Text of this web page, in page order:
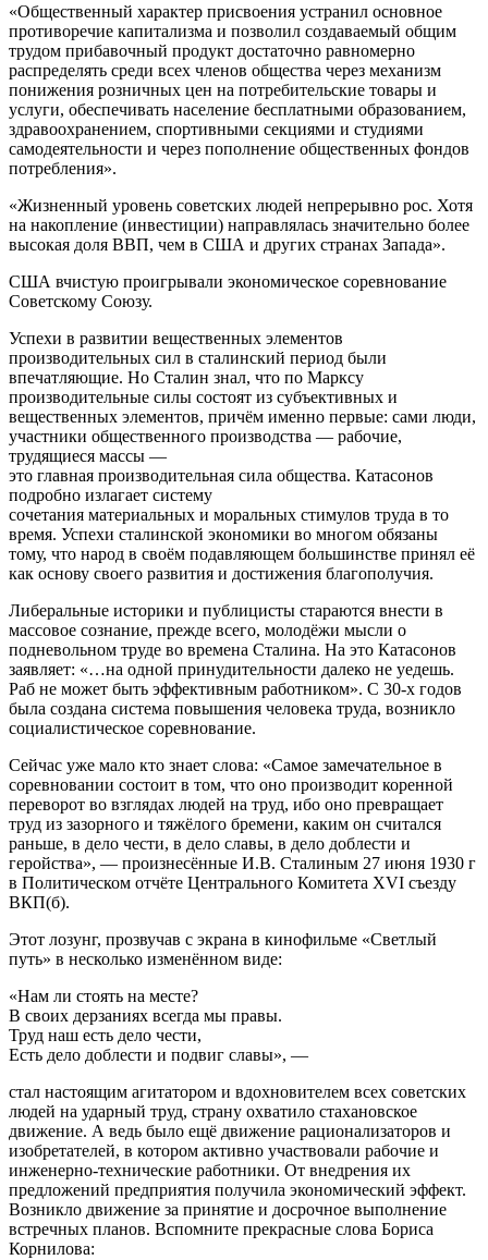
«Общественный характер присвоения устранил основное
противоречие капитализма и позволил создаваемый общим
трудом прибавочный продукт достаточно равномерно
распределять среди всех членов общества через механизм
понижения розничных цен на потребительские товары и
услуги, обеспечивать население бесплатными образованием,
здравоохранением, спортивными секциями и студиями
самодеятельности и через пополнение общественных фондов
потребления».
«Жизненный уровень советских людей непрерывно рос. Хотя
на накопление (инвестиции) направлялась значительно более
высокая доля ВВП, чем в США и других странах Запада».
США вчистую проигрывали экономическое соревнование
Советскому Союзу.
Успехи в развитии вещественных элементов
производительных сил в сталинский период были
впечатляющие. Но Сталин знал, что по Марксу
производительные силы состоят из субъективных и
вещественных элементов, причём именно первые: сами люди,
участники общественного производства — рабочие,
трудящиеся массы —
это главная производительная сила общества. Катасонов
подробно излагает систему
сочетания материальных и моральных стимулов труда в то
время. Успехи сталинской экономики во многом обязаны
тому, что народ в своём подавляющем большинстве принял её
как основу своего развития и достижения благополучия.
Либеральные историки и публицисты стараются внести в
массовое сознание, прежде всего, молодёжи мысли о
подневольном труде во времена Сталина. На это Катасонов
заявляет: «…на одной принудительности далеко не уедешь.
Раб не может быть эффективным работником». С 30-х годов
была создана система повышения человека труда, возникло
социалистическое соревнование.
Сейчас уже мало кто знает слова: «Самое замечательное в
соревновании состоит в том, что оно производит коренной
переворот во взглядах людей на труд, ибо оно превращает
труд из зазорного и тяжёлого бремени, каким он считался
раньше, в дело чести, в дело славы, в дело доблести и
геройства», — произнесённые И.В. Сталиным 27 июня 1930 г
в Политическом отчёте Центрального Комитета XVI съезду
ВКП(б).
Этот лозунг, прозвучав с экрана в кинофильме «Светлый
путь» в несколько изменённом виде:
«Нам ли стоять на месте?
В своих дерзаниях всегда мы правы.
Труд наш есть дело чести,
Есть дело доблести и подвиг славы», —
стал настоящим агитатором и вдохновителем всех советских
людей на ударный труд, страну охватило стахановское
движение. А ведь было ещё движение рационализаторов и
изобретателей, в котором активно участвовали рабочие и
инженерно-технические работники. От внедрения их
предложений предприятия получила экономический эффект.
Возникло движение за принятие и досрочное выполнение
встречных планов. Вспомните прекрасные слова Бориса
Корнилова: